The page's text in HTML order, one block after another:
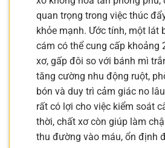
quan trọng trong việc thúc
khỏe mạnh. Ước tính, một lát
cám có thể cung cấp khoảng
xơ, gấp đôi so với bánh mì
tăng cường nhu động ruột,
bón và duy trì cảm giác no
rất có lợi cho việc kiểm soát
thời, chất xơ còn giúp làm
thu đường vào máu, ổn định